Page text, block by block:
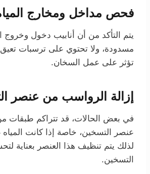
فحص مداخل ومخارج
يتم التأكد من أن أنابيب دخول وخروج
مسدودة، ولا تحتوي على ترسبات تعيق
تؤثر على عمل السخان.
إزالة الرواسب من عنصر
في بعض الحالات، قد تتراكم طبقات
عنصر التسخين، خاصة إذا كانت المياه
لذلك يتم تنظيف هذا العنصر بعناية
التسخين.